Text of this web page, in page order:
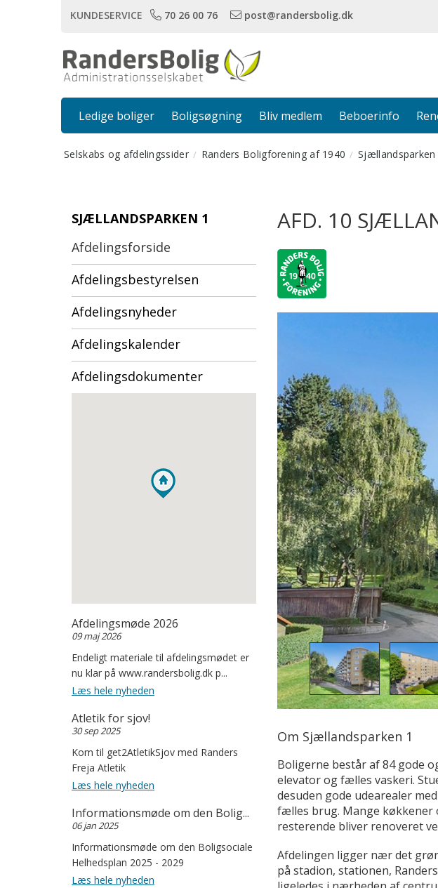
KUNDESERVICE 70 26 00 76 post@randersbolig.dk
Ledige boliger Boligsøgning Bliv medlem Beboerinfo
Selskabs og afdelingssider Randers Boligforening af 1940 Sjællandsparken
SJÆLLANDSPARKEN 1
Afdelingsforside
Afdelingsbestyrelsen
Afdelingsnyheder
Afdelingskalender
Afdelingsdokumenter
Afdelingsmøde 2026
09 maj 2026
Endeligt materiale til afdelingsmødet er
nu klar på www.randersbolig.dk p...
Læs hele nyheden
Atletik for sjov!
30 sep 2025
Kom til get2AtletikSjov med Randers
Freja Atletik
Læs hele nyheden
Informationsmøde om den Bolig...
06 jan 2025
Informationsmøde om den Boligsociale
Helhedsplan 2025 - 2029
Læs hele nyheden
AFD. 10
Om Sjællandsparken 1
Boligerne består af 84 gode
elevator og fælles vaskeri.
desuden gode udearealer
fælles brug. Mange køkkener
resterende bliver renoveret
Afdelingen ligger nær det
på stadion, stationen,